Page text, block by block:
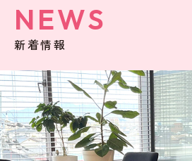
NEWS
新着情報